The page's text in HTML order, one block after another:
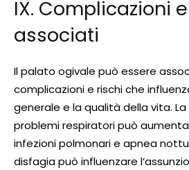
IX. Complicazioni
associati
Il palato ogivale può essere
complicazioni e rischi che
generale e la qualità della vita.
problemi respiratori può
infezioni polmonari e apnea
disfagia può influenzare